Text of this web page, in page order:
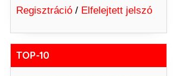
Regisztráció/ Elfelejtett jelszó
TOP-10